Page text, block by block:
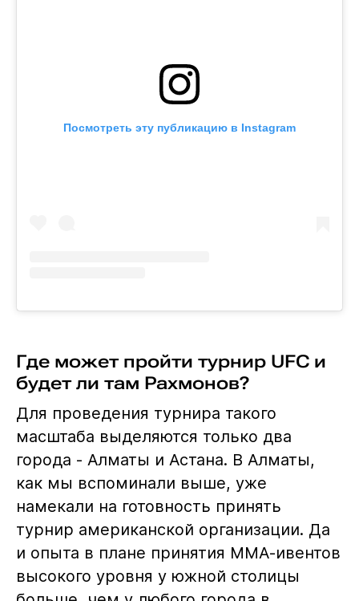
Посмотреть эту публикацию в Instagram
Где может пройти турнир UFC и
будет ли там Рахмонов?
Для проведения турнира такого
масштаба выделяются только два
города - Алматы и Астана. В Алматы,
как мы вспоминали выше, уже
намекали на готовность принять
турнир американской организации. Да
и опыта в плане принятия ММА-ивентов
высокого уровня у южной столицы